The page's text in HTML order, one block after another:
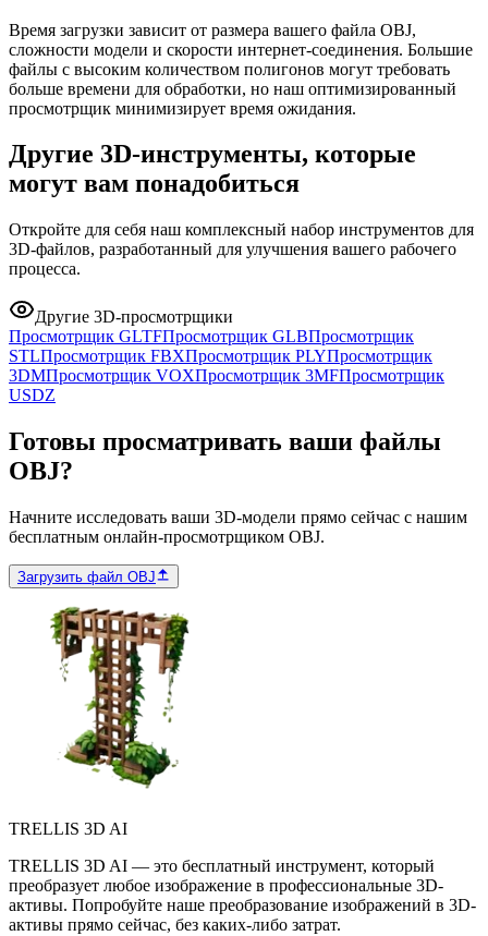
Время загрузки зависит от размера вашего файла OBJ,
сложности модели и скорости интернет-соединения. Большие
файлы с высоким количеством полигонов могут требовать
больше времени для обработки, но наш оптимизированный
просмотрщик минимизирует время ожидания.
Другие 3D-инструменты, которые
могут вам понадобиться
Откройте для себя наш комплексный набор инструментов для
3D-файлов, разработанный для улучшения вашего рабочего
процесса.
Другие 3D-просмотрщики
Просмотрщик GLTFПросмотрщик GLBПросмотрщик
STLПросмотрщик FBXПросмотрщик PLYПросмотрщик
3DMПросмотрщик VOXПросмотрщик 3MFПросмотрщик
USDZ
Готовы просматривать ваши файлы
OBJ?
Начните исследовать ваши 3D-модели прямо сейчас с нашим
бесплатным онлайн-просмотрщиком OBJ.
Загрузить файл OBJ
TRELLIS 3D AI
TRELLIS 3D AI — это бесплатный инструмент, который
преобразует любое изображение в профессиональные 3D-
активы. Попробуйте наше преобразование изображений в 3D-
активы прямо сейчас, без каких-либо затрат.